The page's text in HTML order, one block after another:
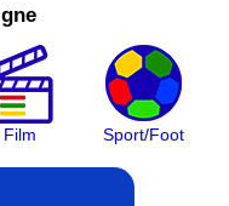
Film Sport/Foot